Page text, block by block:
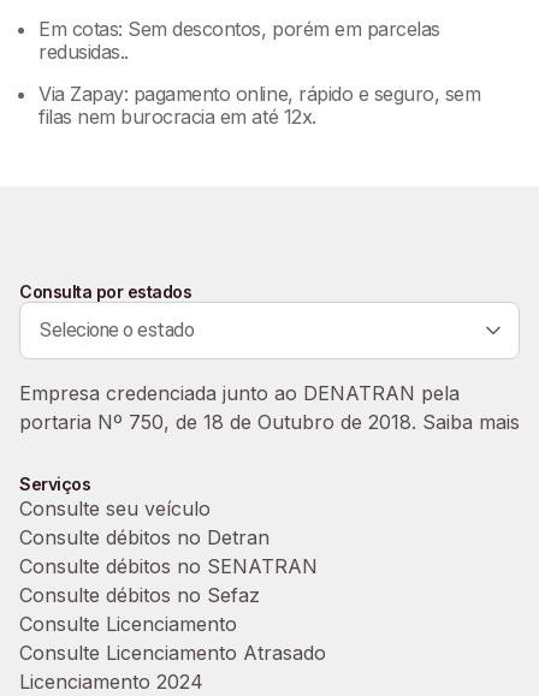
Em cotas: Sem descontos, porém em parcelas
redusidas..
Via Zapay: pagamento online, rápido e seguro, sem
filas nem burocracia em até 12x.
Consulta por estados
Empresa credenciada junto ao DENATRAN pela
portaria Nº 750, de 18 de Outubro de 2018. Saiba mais
Serviços
Consulte seu veículo
Consulte débitos no Detran
Consulte débitos no SENATRAN
Consulte débitos no Sefaz
Consulte Licenciamento
Consulte Licenciamento Atrasado
Licenciamento 2024